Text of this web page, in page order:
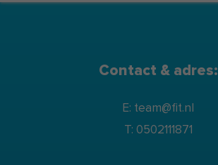
Contact & adres:
E: team@fit.nl
T: 0502111871